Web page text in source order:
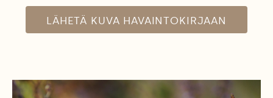
LÄHETÄ KUVA HAVAINTOKIRJAAN